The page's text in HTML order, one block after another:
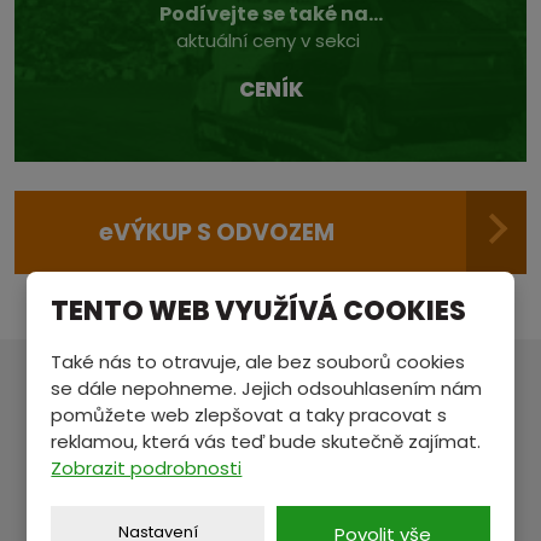
Podívejte se také na...
aktuální ceny v sekci
CENÍK
eVÝKUP S ODVOZEM
MÁTE NĚCO NA SRDCI?
Pošlete nám zprávu a my se vám ozveme.
TENTO WEB VYUŽÍVÁ COOKIES
Také nás to otravuje, ale bez souborů cookies
se dále nepohneme. Jejich odsouhlasením nám
pomůžete web zlepšovat a taky pracovat s
reklamou, která vás teď bude skutečně zajímat.
Zobrazit podrobnosti
Nastavení Povolit vše